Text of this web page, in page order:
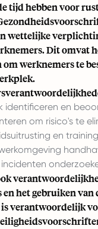
tijd hebben voor
wettelijke
Dit omvat
werknemers te
identificeren en
om risico's te
en
het gebruiken
verantwoordelijk